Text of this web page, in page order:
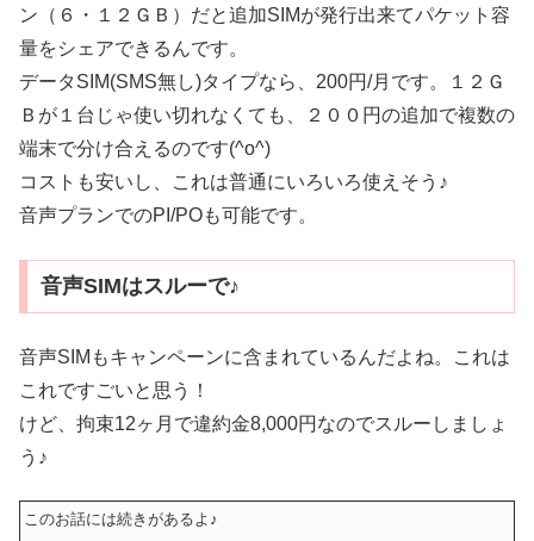
ン（６・１２ＧＢ）だと追加SIMが発行出来てパケット容
量をシェアできるんです。
データSIM(SMS無し)タイプなら、200円/月です。１２Ｇ
Ｂが１台じゃ使い切れなくても、２００円の追加で複数の
端末で分け合えるのです(^o^)
コストも安いし、これは普通にいろいろ使えそう♪
音声プランでのPI/POも可能です。
音声SIMはスルーで♪
音声SIMもキャンペーンに含まれているんだよね。これは
これですごいと思う！
けど、拘束12ヶ月で違約金8,000円なのでスルーしましょ
う♪
このお話には続きがあるよ♪